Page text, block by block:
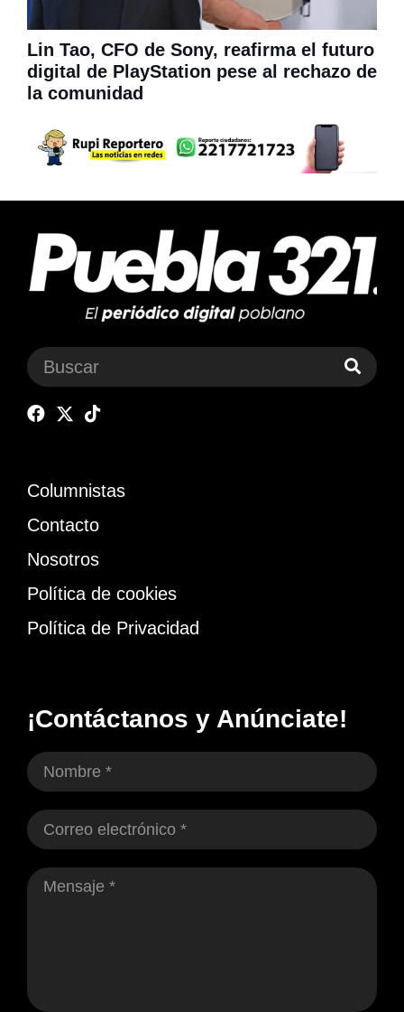
Lin Tao, CFO de Sony, reafirma el futuro
digital de PlayStation pese al rechazo de
la comunidad
Columnistas
Contacto
Nosotros
Política de cookies
Política de Privacidad
¡Contáctanos y Anúnciate!